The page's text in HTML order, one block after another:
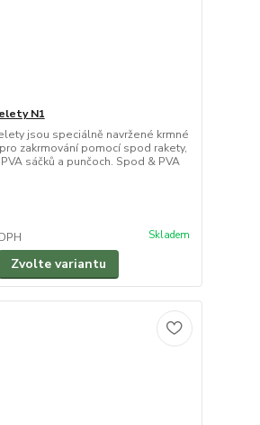
N1
jsou speciálně navržené krmné
zakrmování pomocí spod rakety,
sáčků a punčoch. Spod & PVA
Skladem
Zvolte variantu